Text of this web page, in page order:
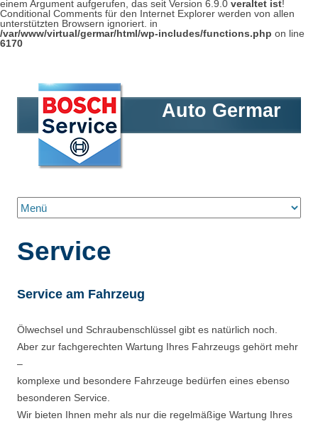
einem Argument aufgerufen, das seit Version 6.9.0 veraltet ist!
Conditional Comments für den Internet Explorer werden von allen
unterstützten Browsern ignoriert. in
/var/www/virtual/germar/html/wp-includes/functions.php on line
6170
Auto Germar
Service
Service am Fahrzeug
Ölwechsel und Schraubenschlüssel gibt es natürlich noch.
Aber zur fachgerechten Wartung Ihres Fahrzeugs gehört mehr
–
komplexe und besondere Fahrzeuge bedürfen eines ebenso
besonderen Service.
Wir bieten Ihnen mehr als nur die regelmäßige Wartung Ihres